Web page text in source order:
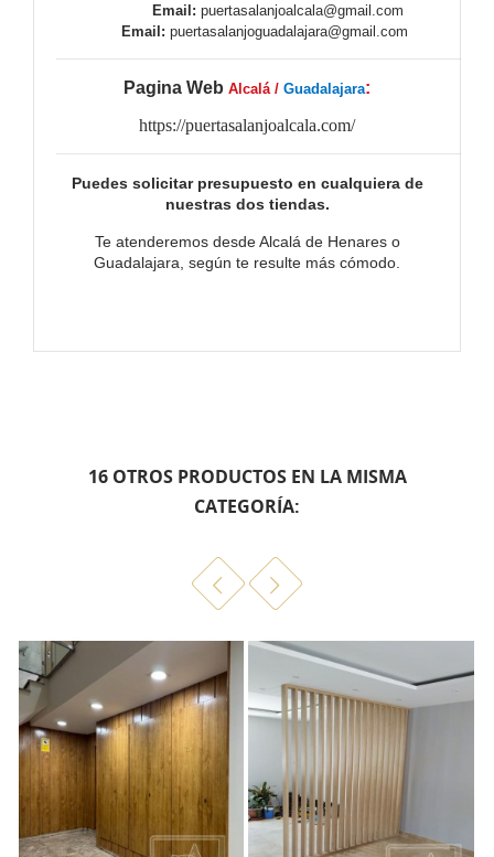
Email: puertasalanjoalcala@gmail.com
Email: puertasalanjoguadalajara@gmail.com
Pagina Web Alcalá / Guadalajara:
https://puertasalanjoalcala.com/
Puedes solicitar presupuesto en cualquiera de
nuestras dos tiendas.
Te atenderemos desde Alcalá de Henares o
Guadalajara, según te resulte más cómodo.
16 OTROS PRODUCTOS EN LA MISMA
CATEGORÍA: